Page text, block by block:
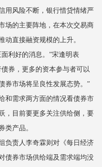
用风险不断，银行惜贷情绪严
场的主要阵地，在本次交易商
动直接融资规模的上升。
利好的消息。”宋逢明表
券，更多的资本参与者可以
券市场将呈良性发展态势。”
和需求两方面的情况看债券市
，目前要更多关注供给侧，要
类产品。
负责人李奇霖则对《每日经济
债券市场供给端及需求端均没